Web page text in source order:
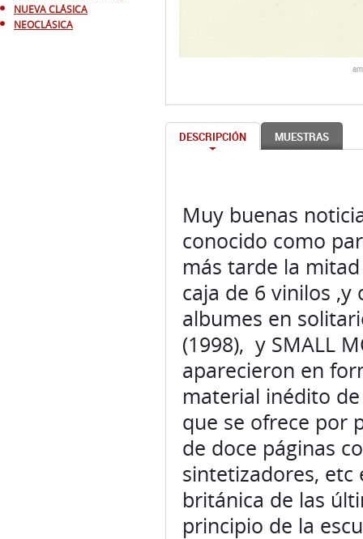
Muy buenas
más tarde la
caja de 6 vinilos
albumes en
(1998), y SMALL
aparecieron en
material inédito
que se ofrece por
de doce páginas
sintetizadores,
británica de las
principio de la
En estos trabajos
Electro, tecno